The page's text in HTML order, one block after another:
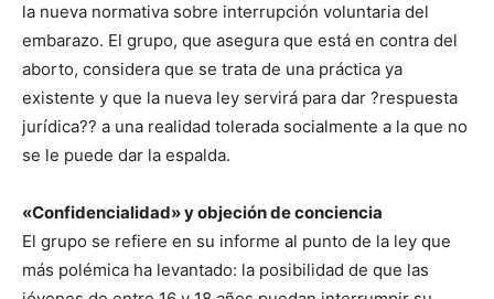
la nueva normativa sobre interrupción voluntaria del
embarazo. El grupo, que asegura que está en contra del
aborto, considera que se trata de una práctica ya
existente y que la nueva ley servirá para dar ?respuesta
jurídica?? a una realidad tolerada socialmente a la que no
se le puede dar la espalda.
«Confidencialidad» y objeción de conciencia
El grupo se refiere en su informe al punto de la ley que
más polémica ha levantado: la posibilidad de que las